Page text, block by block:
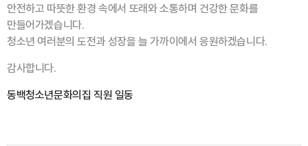
안전하고 따뜻한 환경 속에서 또래와 소통하며 건강한 문화를
만들어가겠습니다.
청소년 여러분의 도전과 성장을 늘 가까이에서 응원하겠습니다.
감사합니다.
동백청소년문화의집 직원 일동